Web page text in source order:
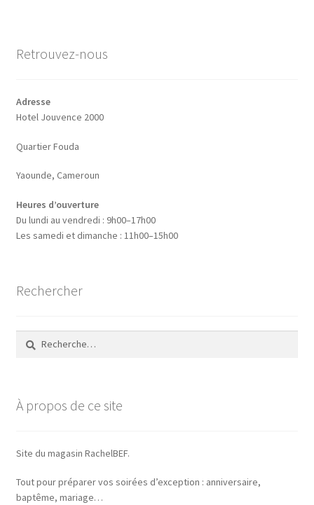
Une section de page d’accueil
Validation de la commande
Ventes
Retrouvez-nous
Adresse
Hotel Jouvence 2000
Quartier Fouda
Yaounde, Cameroun
Heures d’ouverture
Du lundi au vendredi : 9h00–17h00
Les samedi et dimanche : 11h00–15h00
Rechercher
Rechercher :
À propos de ce site
Site du magasin RachelBEF.
Tout pour préparer vos soirées d’exception : anniversaire,
baptême, mariage…